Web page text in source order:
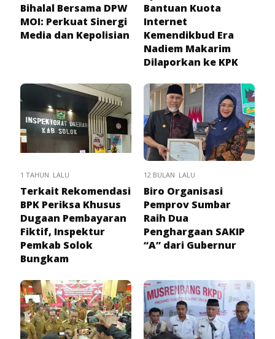
Bihalal Bersama DPW
MOI: Perkuat Sinergi
Media dan Kepolisian
Bantuan Kuota
Internet
Kemendikbud Era
Nadiem Makarim
Dilaporkan ke KPK
1 TAHUN LALU
Terkait Rekomendasi
BPK Periksa Khusus
Dugaan Pembayaran
Fiktif, Inspektur
Pemkab Solok
Bungkam
12 BULAN LALU
Biro Organisasi
Pemprov Sumbar
Raih Dua
Penghargaan SAKIP
“A” dari Gubernur